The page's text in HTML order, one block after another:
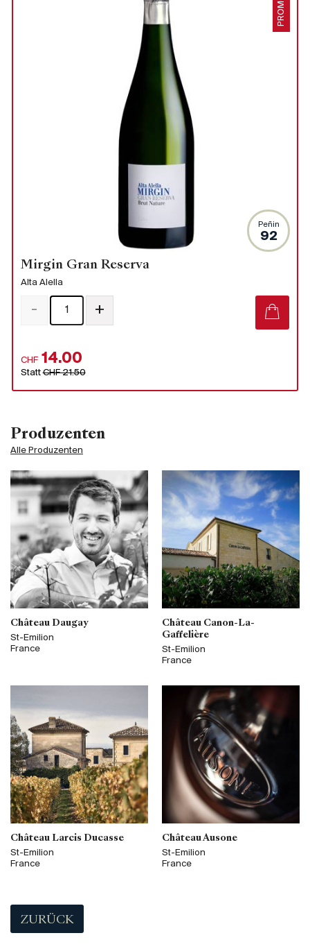
Produzenten
Alle Produzenten
Château Daugay
St-Emilion
France
Château Canon-La-
Gaffelière
St-Emilion
France
Château Larcis Ducasse
St-Emilion
France
Château Ausone
St-Emilion
France
ZURÜCK
PROMO
Peñin
92
Mirgin Gran Reserva
Alta Alella
CHF 14.00
StattCHF 21.50
- +